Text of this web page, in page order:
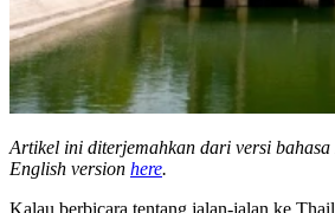
Artikel ini diterjemahkan dari versi
English version here.
Kalau berbicara tentang jalan-jalan ke